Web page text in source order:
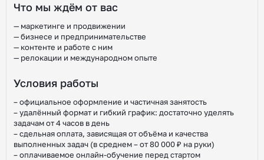
Что мы ждём от вас
— маркетинге и продвижении
— бизнесе и предпринимательстве
— контенте и работе с ним
— релокации и международном опыте
Условия работы
– официальное оформление и частичная занятость
– удалённый формат и гибкий график: достаточно уделять
задачам от 4 часов в день
– сдельная оплата, зависящая от объёма и качества
выполненных задач (в среднем – от 80 000 ₽ на руки)
– оплачиваемое онлайн-обучение перед стартом